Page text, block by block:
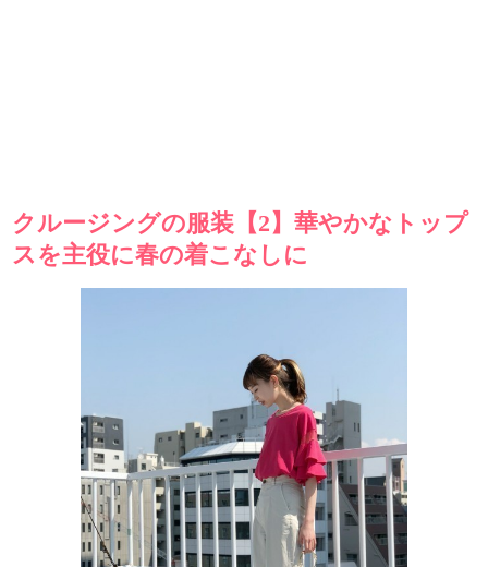
クルージングの服装【2】華やかなトップ
スを主役に春の着こなしに